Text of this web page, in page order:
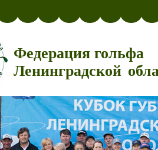
Федерация гольфа
Ленинградской